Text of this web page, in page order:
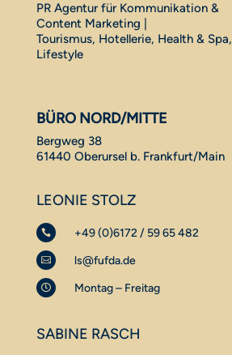
PR Agentur für Kommunikation &
Content Marketing |
Tourismus, Hotellerie, Health & Spa,
Lifestyle
BÜRO NORD/MITTE
Bergweg 38
61440 Oberursel b. Frankfurt/Main
LEONIE STOLZ
 +49 (0)6172 / 59 65 482
 ls@fufda.de
 Montag – Freitag
SABINE RASCH